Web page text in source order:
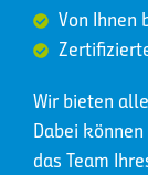
Von Ihnen
Wir bieten
Dabei
das Team